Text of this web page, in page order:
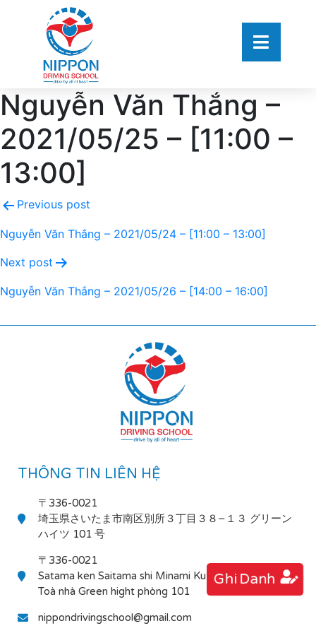
Nguyễn Văn Thắng –
2021/05/25 – [11:00 –
13:00]
Previous post
Nguyễn Văn Thắng – 2021/05/24 – [11:00 – 13:00]
Next post
Nguyễn Văn Thắng – 2021/05/26 – [14:00 – 16:00]
Ghi Danh
THÔNG TIN LIÊN HỆ
〒336-0021
埼玉県さいたま市南区別所３丁目３８−１３ グリーン
ハイツ 101 号
〒336-0021
Satama ken Saitama shi Minami Ku Bessho 3-38-13
Toà nhà Green hight phòng 101
nippondrivingschool@gmail.com